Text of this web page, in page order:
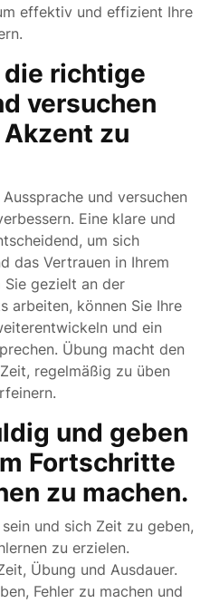
effektiv und effizient Ihre
die richtige
versuchen
zu
und versuchen
Eine klare und
um sich
das Vertrauen in Ihrem
Sie gezielt an der
arbeiten, können Sie Ihre
und ein
Übung macht den
regelmäßig zu üben
und geben
Fortschritte
zu machen.
und sich Zeit zu geben,
zu erzielen.
Übung und Ausdauer.
Fehler zu machen und